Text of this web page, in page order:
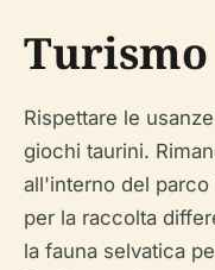
Turismo
Rispettare le
giochi taurini.
all'interno del
per la raccolta
la fauna selvatica